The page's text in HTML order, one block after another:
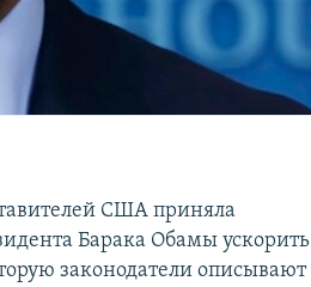
США приняла
Барака Обамы ускорить
законодатели описывают